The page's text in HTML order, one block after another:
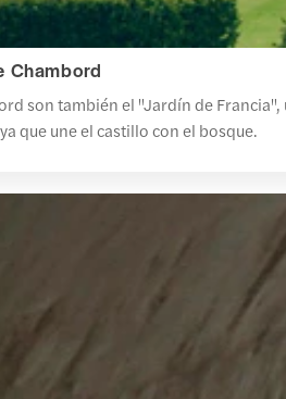
Chambord
son también el "Jardín de
que une el castillo con el bosque.